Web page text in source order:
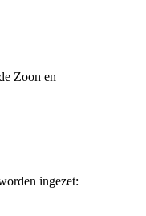
Zoon en
ingezet: